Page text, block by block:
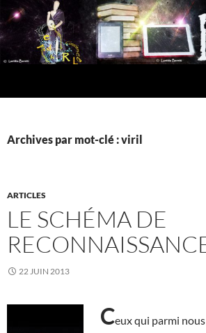
Aller
au
contenu
Archives par mot-clé : viril
ARTICLES
LE SCHÉMA DE
22 JUIN 2013
Ceux qui parmi